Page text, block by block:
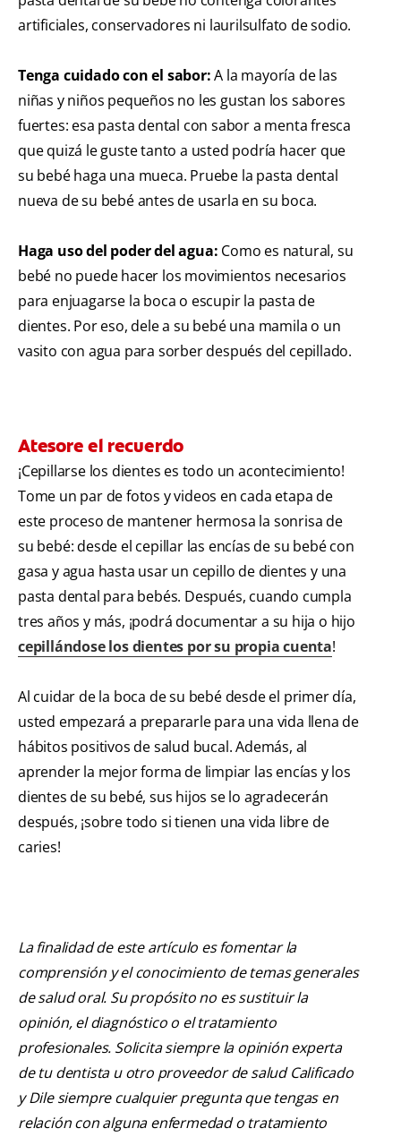
artificiales, conservadores ni laurilsulfato de sodio.
Tenga cuidado con el sabor:A la mayoría de las
niñas y niños pequeños no les gustan los sabores
fuertes: esa pasta dental con sabor a menta fresca
que quizá le guste tanto a usted podría hacer que
su bebé haga una mueca. Pruebe la pasta dental
nueva de su bebé antes de usarla en su boca.
Haga uso del poder del agua: Como es natural, su
bebé no puede hacer los movimientos necesarios
para enjuagarse la boca o escupir la pasta de
dientes. Por eso, dele a su bebé una mamila o un
vasito con agua para sorber después del cepillado.
Atesore el recuerdo
¡Cepillarse los dientes es todo un acontecimiento!
Tome un par de fotos y videos en cada etapa de
este proceso de mantener hermosa la sonrisa de
su bebé: desde el cepillar las encías de su bebé con
gasa y agua hasta usar un cepillo de dientes y una
pasta dental para bebés. Después, cuando cumpla
tres años y más, ¡podrá documentar a su hija o hijo
cepillándose los dientes por su propia cuenta!
Al cuidar de la boca de su bebé desde el primer día,
usted empezará a prepararle para una vida llena de
hábitos positivos de salud bucal. Además, al
aprender la mejor forma de limpiar las encías y los
dientes de su bebé, sus hijos se lo agradecerán
después, ¡sobre todo si tienen una vida libre de
caries!
La finalidad de este artículo es fomentar la
comprensión y el conocimiento de temas generales
de salud oral. Su propósito no es sustituir la
opinión, el diagnóstico o el tratamiento
profesionales. Solicita siempre la opinión experta
de tu dentista u otro proveedor de salud Calificado
y Dile siempre cualquier pregunta que tengas en
relación con alguna enfermedad o tratamiento